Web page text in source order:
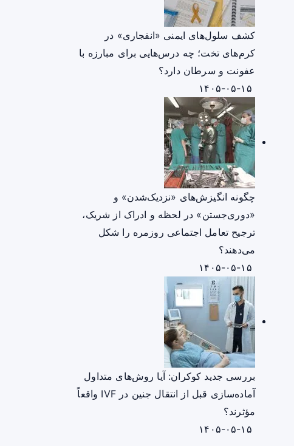
کشف سلول‌های ایمنی «انفجاری» در
کرم‌های تخت؛ چه درس‌هایی برای مبارزه با
عفونت و سرطان دارد؟
چگونه انگیزش‌های «نزدیک‌شدن» و
«دوری‌جستن» در لحظه و ادراک از شریک،
ترجیح تعامل اجتماعی روزمره را شکل
می‌دهند؟
بررسی جدید کوکران: آیا روش‌های متداول
آماده‌سازی قبل از انتقال جنین در IVF واقعاً
مؤثرند؟